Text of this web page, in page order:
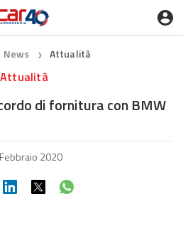
News ❯ Attualità
Attualità
di fornitura con BMW
2020